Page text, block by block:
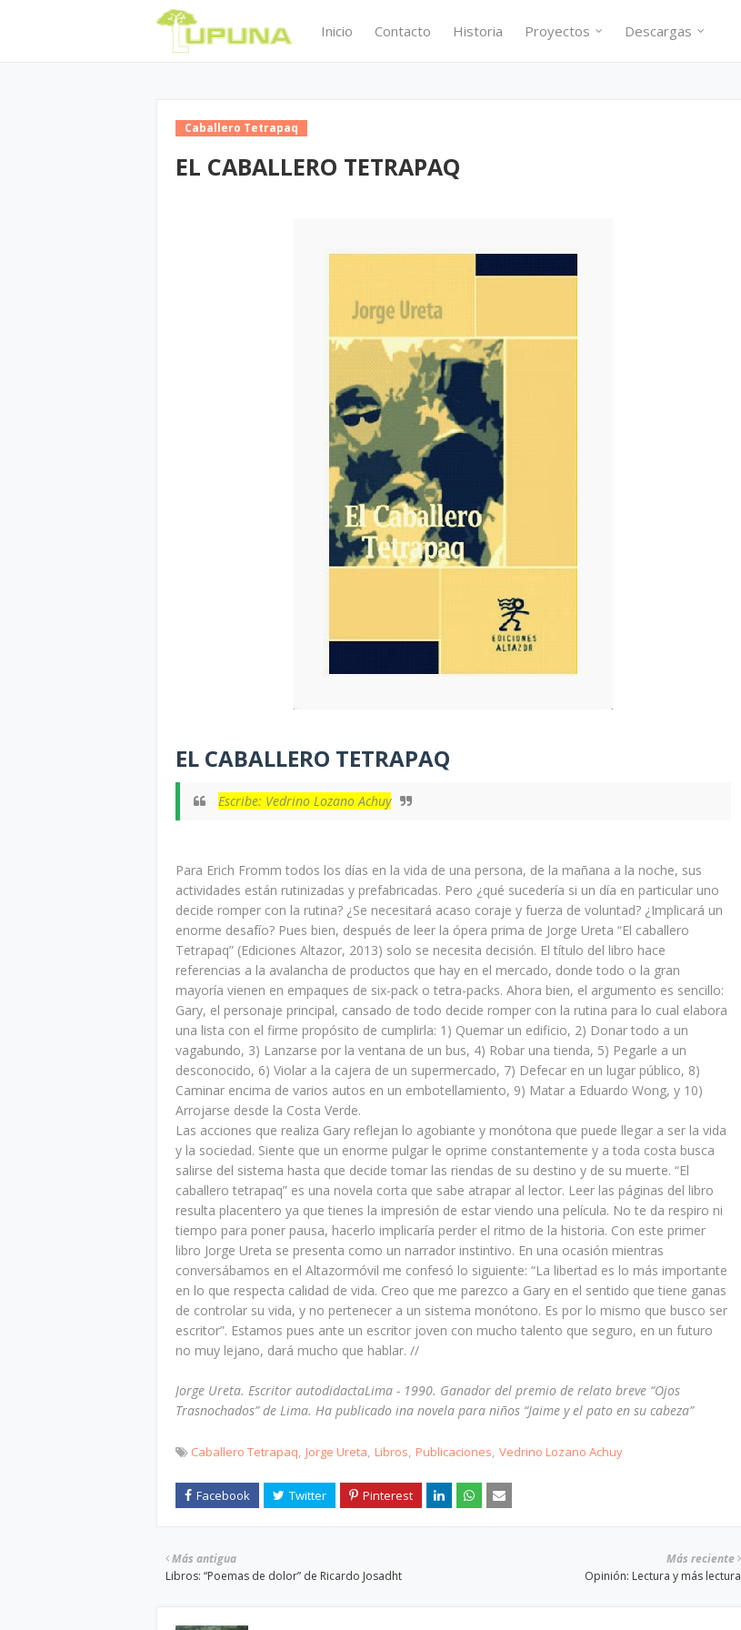
Inicio Contacto Historia Proyectos Descargas
Caballero Tetrapaq
EL CABALLERO TETRAPAQ
EL CABALLERO TETRAPAQ
Escribe: Vedrino Lozano Achuy
Para Erich Fromm todos los días en la vida de una persona, de la mañana a la noche, sus
actividades están rutinizadas y prefabricadas. Pero ¿qué sucedería si un día en particular uno
decide romper con la rutina? ¿Se necesitará acaso coraje y fuerza de voluntad? ¿Implicará un
enorme desafío? Pues bien, después de leer la ópera prima de Jorge Ureta “El caballero
Tetrapaq” (Ediciones Altazor, 2013) solo se necesita decisión. El título del libro hace
referencias a la avalancha de productos que hay en el mercado, donde todo o la gran
mayoría vienen en empaques de six-pack o tetra-packs. Ahora bien, el argumento es sencillo:
Gary, el personaje principal, cansado de todo decide romper con la rutina para lo cual elabora
una lista con el firme propósito de cumplirla: 1) Quemar un edificio, 2) Donar todo a un
vagabundo, 3) Lanzarse por la ventana de un bus, 4) Robar una tienda, 5) Pegarle a un
desconocido, 6) Violar a la cajera de un supermercado, 7) Defecar en un lugar público, 8)
Caminar encima de varios autos en un embotellamiento, 9) Matar a Eduardo Wong, y 10)
Arrojarse desde la Costa Verde.
Las acciones que realiza Gary reflejan lo agobiante y monótona que puede llegar a ser la vida
y la sociedad. Siente que un enorme pulgar le oprime constantemente y a toda costa busca
salirse del sistema hasta que decide tomar las riendas de su destino y de su muerte. “El
caballero tetrapaq” es una novela corta que sabe atrapar al lector. Leer las páginas del libro
resulta placentero ya que tienes la impresión de estar viendo una película. No te da respiro ni
tiempo para poner pausa, hacerlo implicaría perder el ritmo de la historia. Con este primer
libro Jorge Ureta se presenta como un narrador instintivo. En una ocasión mientras
conversábamos en el Altazormóvil me confesó lo siguiente: “La libertad es lo más importante
en lo que respecta calidad de vida. Creo que me parezco a Gary en el sentido que tiene ganas
de controlar su vida, y no pertenecer a un sistema monótono. Es por lo mismo que busco ser
escritor”. Estamos pues ante un escritor joven con mucho talento que seguro, en un futuro
no muy lejano, dará mucho que hablar. //
Jorge Ureta. Escritor autodidactaLima - 1990. Ganador del premio de relato breve “Ojos
Trasnochados” de Lima. Ha publicado ina novela para niños “Jaime y el pato en su cabeza”
Caballero Tetrapaq Jorge Ureta Libros Publicaciones Vedrino Lozano Achuy
Más reciente
Opinión: Lectura y más lectura
Más antigua
Libros: “Poemas de dolor” de Ricardo Josadht